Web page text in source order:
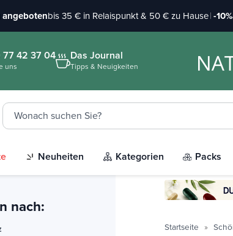
bis 35 € in Relaispunkt & 50 € zu Hause|-10%
77 42 37 04
uns
Das Journal
Tipps & Neuigkeiten
Neuheiten Kategorien Packs
nach:
Startseite